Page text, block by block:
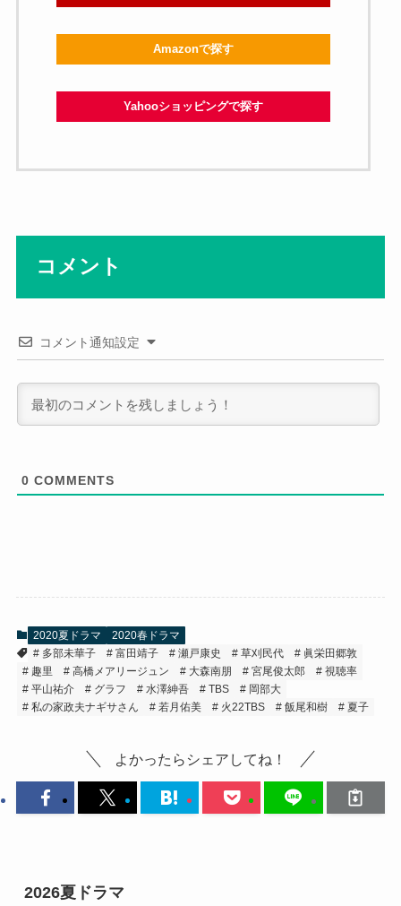
Amazonで探す
Yahooショッピングで探す
コメント
コメント通知設定
0 COMMENTS
2020夏ドラマ
2020春ドラマ
多部未華子
富田靖子 瀬戸康史 草刈民代
眞栄田郷敦
趣里
高橋メアリージュン 大森南朋 宮尾俊太郎
視聴率
平山祐介
グラフ 水澤紳吾 TBS
岡部大
私の家政夫ナギサさん
若月佑美 火22TBS 飯尾和樹 夏子
よかったらシェアしてね！
2026夏ドラマ